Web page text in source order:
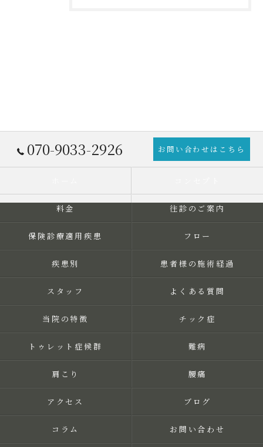
070-9033-2926 お問い合わせはこちら
料金 往診のご案内
保険診療適用疾患 フロー
疾患別 患者様の施術経過
スタッフ よくある質問
当院の特徴 チック症
トゥレット症候群 難病
肩こり 腰痛
アクセス ブログ
コラム お問い合わせ